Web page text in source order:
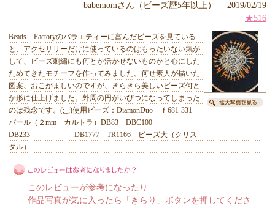
babemomさん（ビーズ歴5年以上） 2019/02/19
★516
Beads Factoryのバラエティーに富んだビーズを見ている
と、アクセサリーだけに使っているのはもったいない気が
して、ビーズ刺繍にも何とか活かせないものかと心にした
ためてきたモチーフを作ってみました。何せ素人が描いた
図案、おこがましいのですが、きらきら美しいビーズ何と
か形に仕上げました。外周の円がいびつになってしまった
のは残念です。(;_;)使用ビーズ：DiamonDuo ｆ681-331
パール（２mm カルトラ）DB83 DBC100
DB233 DB1777 TR1166 ビーズ大（クリス
タル）
このレビューが参考になったり
作品写真が気に入ったら「きらり」ボタンを押してくださ